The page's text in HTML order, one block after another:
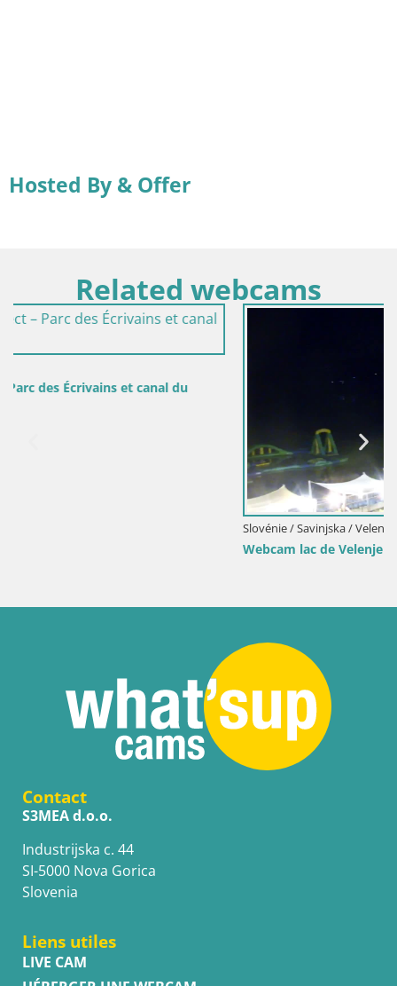
Hosted By & Offer
Related webcams
Webcam lac de Velenje – Vue en direct depuis Velenje Beach
Contact
S3MEA d.o.o.
Industrijska c. 44
SI-5000 Nova Gorica
Slovenia
Liens utiles
LIVE CAM